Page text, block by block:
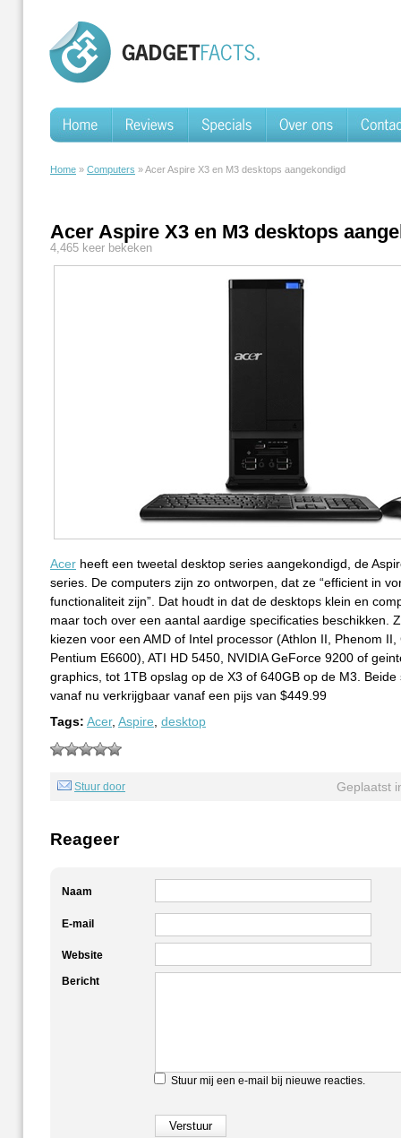
Home » Computers » Acer Aspire X3 en M3 desktops aangekondigd
Acer Aspire X3 en M3 desktops
4,465 keer bekeken
Acer heeft een tweetal desktop series aangekondigd, de
series. De computers zijn zo ontworpen, dat ze “efficient in
functionaliteit zijn”. Dat houdt in dat de desktops klein en
maar toch over een aantal aardige specificaties beschikken.
kiezen voor een AMD of Intel processor (Athlon II, Phenom II,
Pentium E6600), ATI HD 5450, NVIDIA GeForce 9200 of
graphics, tot 1TB opslag op de X3 of 640GB op de M3. Beide
vanaf nu verkrijgbaar vanaf een pijs van $449.99
Tags: Acer, Aspire desktop
Stuur door Geplaatst
Reageer
Naam
E-mail
Website
Bericht
Stuur mij een e-mail bij nieuwe reacties.